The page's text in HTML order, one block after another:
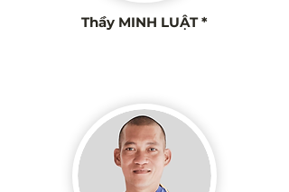
Thầy MINH LUẬT *